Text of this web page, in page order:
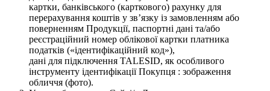
картки, банківського (карткового) рахунку для
перерахування коштів у зв’язку із замовленням або
поверненням Продукції, паспортні дані та/або
реєстраційний номер облікової картки платника
податків («ідентифікаційний код»),
дані для підключення TALESID, як особливого
інструменту ідентифікації Покупця : зображення
обличчя (фото).